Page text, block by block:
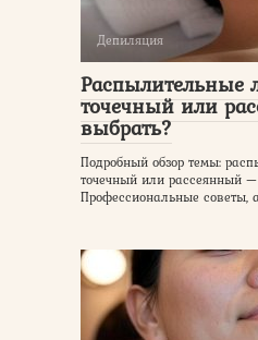
Депиляция
Распылительные
точечный или
выбрать?
Подробный обзор темы:
точечный или рассеянный —
Профессиональные советы,